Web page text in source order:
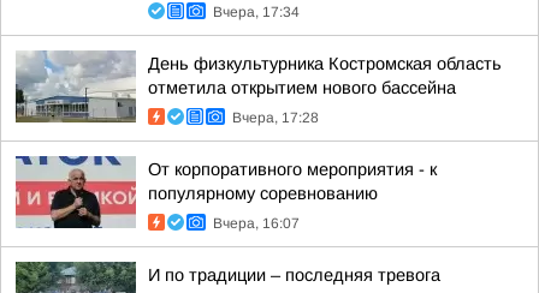
Вчера, 17:34
День физкультурника Костромская область
отметила открытием нового бассейна
Вчера, 17:28
От корпоративного мероприятия - к
популярному соревнованию
Вчера, 16:07
И по традиции – последняя тревога